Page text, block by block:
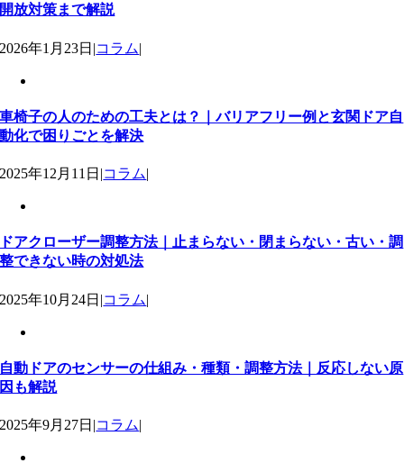
開放対策まで解説
2026年1月23日 |コラム|
車椅子の人のための工夫とは？｜バリアフリー例と玄関ドア自
動化で困りごとを解決
2025年12月11日 |コラム|
ドアクローザー調整方法｜止まらない・閉まらない・古い・調
整できない時の対処法
2025年10月24日 |コラム|
自動ドアのセンサーの仕組み・種類・調整方法｜反応しない原
因も解説
2025年9月27日 |コラム|